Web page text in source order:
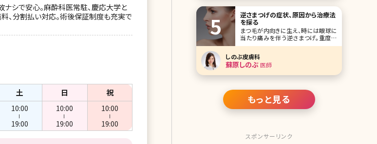
シで安心。麻酔科医常駐、慶応大学と
、分割払い対応。術後保証制度も充実で
土 日 祝
10:00
19:00
10:00
19:00
10:00
19:00
の症状と真性、仮性の
逆さまつげの症状、原因から治療法
を探る
まつ毛が内向きに生え、時には眼球に
当たり痛みを伴う逆さまつげ。重度の
場合、角膜炎や視力低下などの症状を
引き起こすこともあります。改善するた
めには手術が有効ですが、目の形が変
わってしまうことから、不安で手術に踏
み切れない方という方も少なくありま
なものなのか、どのよ
しのぶ皮膚科
蘇原しのぶ医師
もっと見る
スポンサーリンク